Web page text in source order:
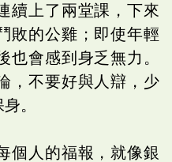
續上了兩堂課，下來
敗的公雞；即使年輕
也會感到身乏無力。
，不要好與人辯，少
。
個人的福報，就像銀